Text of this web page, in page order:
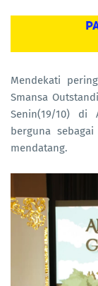
Mendekati
Smansa
Senin(19/10) di
berguna
mendatang.